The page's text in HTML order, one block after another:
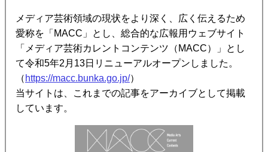
メディア芸術領域の現状をより深く、広く伝えるため
愛称を「MACC」とし、総合的な広報用ウェブサイト
「メディア芸術カレントコンテンツ（MACC）」とし
て令和5年2月13日リニューアルオープンしました。
（ https://macc.bunka.go.jp/）
当サイトは、これまでの記事をアーカイブとして掲載
しています。